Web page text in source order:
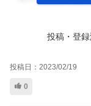
投稿・登
投稿日： 2023/02/19
0